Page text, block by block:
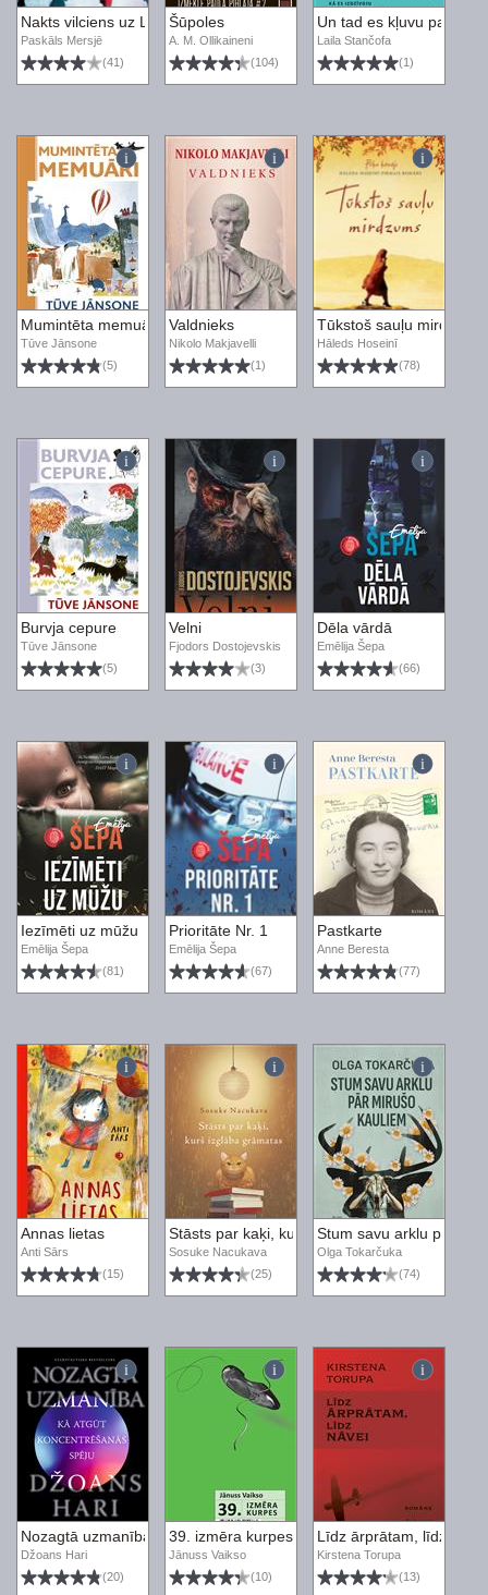
Nakts vilciens uz Lisabonu
Paskāls Mersjē
(41)
Šūpoles
A. M. Ollikaineni
(104)
Un tad es kļuvu par
Laila Stančofa
(1)
Mumintēta memuāri
Tūve Jānsone
(5)
Valdnieks
Nikolo Makjavelli
(1)
Tūkstoš sauļu mirdzums
Hāleds Hoseinī
(78)
Burvja cepure
Tūve Jānsone
(5)
Velni
Fjodors Dostojevskis
(3)
Dēla vārdā
Emēlija Šepa
(66)
Iezīmēti uz mūžu
Emēlija Šepa
(81)
Prioritāte Nr. 1
Emēlija Šepa
(67)
Pastkarte
Anne Beresta
(77)
Annas lietas
Anti Sārs
(15)
Stāsts par kaķi, kurš izglāba grāmatas
Sosuke Nacukava
(25)
Stum savu arklu pār
Olga Tokarčuka
(74)
Nozagtā uzmanība. Kā atgūt koncentrēšanās spēju
Džoans Hari
(20)
39. izmēra kurpes
Jānuss Vaikso
(10)
Līdz ārprātam, līdz nāvei
Kirstena Torupa
(13)